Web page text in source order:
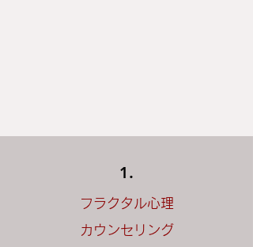
1.
フラクタル心理
カウンセリング